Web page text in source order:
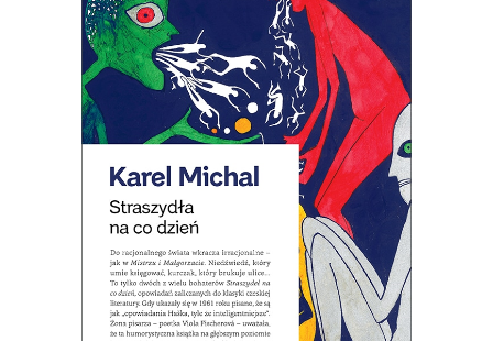
[EBOOK] STRASZYDŁA NA CO
DZIEŃ
Opowiadania, w których do
racjonalnego świata wkracza
irracjonalne: niedźwiedź umie
księgować, a kurczak brukuje ulice…
Jedna z najbardziej kultowych czeskich
książek XX wieku.
39.00zł 19.50zł
E-BOOK DO KOSZYKA